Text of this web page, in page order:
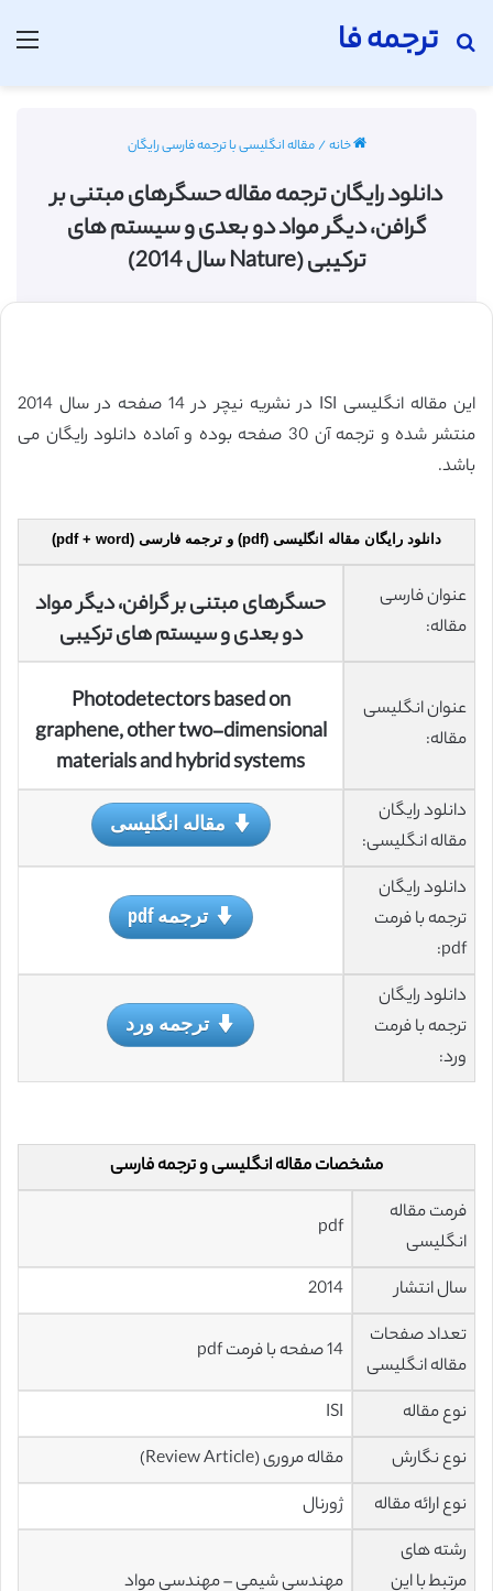
ترجمه فا
جستجو برای
خانه/مقاله انگلیسی با ترجمه فارسی رایگان
دانلود رایگان ترجمه مقاله حسگرهای مبتنی بر
گرافن، دیگر مواد دو بعدی و سیستم های
ترکیبی (Nature سال 2014)
این مقاله انگلیسی ISI در نشریه نیچر در 14 صفحه در سال 2014
منتشر شده و ترجمه آن 30 صفحه بوده و آماده دانلود رایگان می
باشد.
دانلود رایگان مقاله انگلیسی (pdf) و ترجمه فارسی (pdf + word)
عنوان فارسی
مقاله:
حسگرهای مبتنی بر گرافن، دیگر مواد
دو بعدی و سیستم های ترکیبی
عنوان انگلیسی
مقاله:
Photodetectors based on
graphene, othertwo-dimensional
materials and hybrid systems
دانلود رایگان
مقاله انگلیسی:
مقاله انگلیسی
دانلود رایگان
ترجمه با فرمت
pdf:
ترجمه pdf
دانلود رایگان
ترجمه با فرمت
ورد:
ترجمه ورد
مشخصات مقاله انگلیسی و ترجمه فارسی
فرمت مقاله
انگلیسی
pdf
سال انتشار
2014
تعداد صفحات
مقاله انگلیسی
14 صفحه با فرمت pdf
نوع مقاله
ISI
نوع نگارش
مقاله مروری (Review Article)
نوع ارائه مقاله
ژورنال
رشته های
مرتبط با این
مهندسی شیمی – مهندسی مواد